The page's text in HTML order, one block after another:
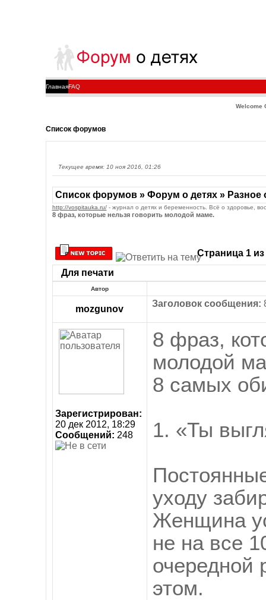
ГлавнаяFAQ
Welcome
Список форумов
Текущее время: 10 ноя 2016, 01:26
Список форумов » Форум о детях » Разное
http://vospitauka.ru/- журнал о детях и беременность. Всё о здоровье,
8 фраз, которые нельзя говорить молодой маме.
Страница 1из
Для печати
Автор
mozgunov
Заголовок сообщения:
Зарегистрирован:
20 дек 2012, 18:29
Сообщений: 248
8 фраз,
молодой
8 самых
1. «Ты
уходу
Женщина
не на все
очередной
этом.